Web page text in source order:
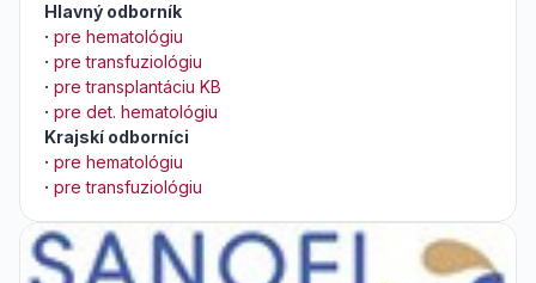
Hlavný odborník
· pre hematológiu
· pre transfuziológiu
· pre transplantáciu KB
· pre det. hematológiu
Krajskí odborníci
· pre hematológiu
· pre transfuziológiu